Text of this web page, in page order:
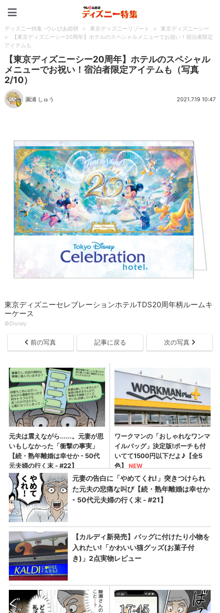
ディズニー特集 -ウレぴあ総研 > 東京ディズニーリゾート >
東京ディズニーシー
>
【東京ディズニーシー20周年】ホテルのスペシャルメニューでお祝い！宿泊者限定
アイテムも
【東京ディズニーシー20周年】ホテルのスペシャル
メニューでお祝い！宿泊者限定アイテムも（写真
2/10）
園浦 しゅう 2021.7.19 10:47
東京ディズニーセレブレーションホテルTDS20周年柄ルームキ
ーケース
©Disney
前の写真 記事に戻る 次の写真